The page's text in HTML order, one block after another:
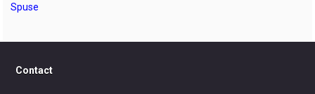
Spuse
Contact